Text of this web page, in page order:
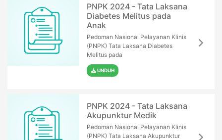
PNPK 2024 - Tata Laksana
Diabetes Melitus pada
Anak
Pedoman Nasional Pelayanan Klinis
(PNPK) Tata Laksana Diabetes
Melitus pada
UNDUH
PNPK 2024 - Tata Laksana
Akupunktur Medik
Pedoman Nasional Pelayanan Klinis
(PNPK) Tata Laksana Akupunktur